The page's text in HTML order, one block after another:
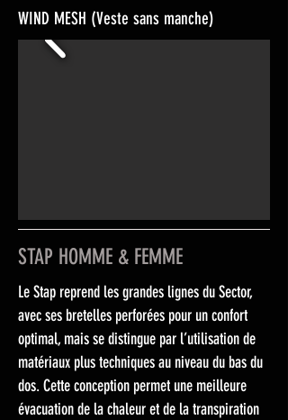
WIND MESH (Veste sans manche)
STAP HOMME & FEMME
Le Stap reprend les grandes lignes du Sector,
avec ses bretelles perforées pour un confort
optimal, mais se distingue par l’utilisation de
matériaux plus techniques au niveau du bas du
dos. Cette conception permet une meilleure
évacuation de la chaleur et de la transpiration